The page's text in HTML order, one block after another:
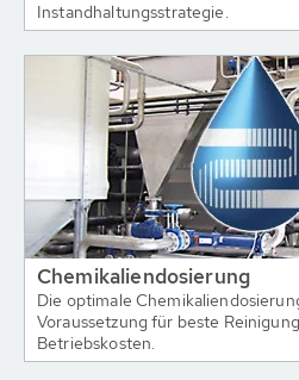
Instandhaltungsstrategie.
Chemikaliendosierung
Die optimale
Voraussetzung für beste
Betriebskosten.